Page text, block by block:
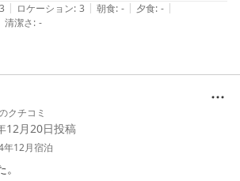
ーもあり満足です。
した。
体の大きな方はつらいかも。
アですが、集ってるだけなので問題ないで
3 | ロケーション: 3 | 朝食: - | 夕食: - |
清潔さ: -
クチコミ
12月20日投稿
年12月宿泊